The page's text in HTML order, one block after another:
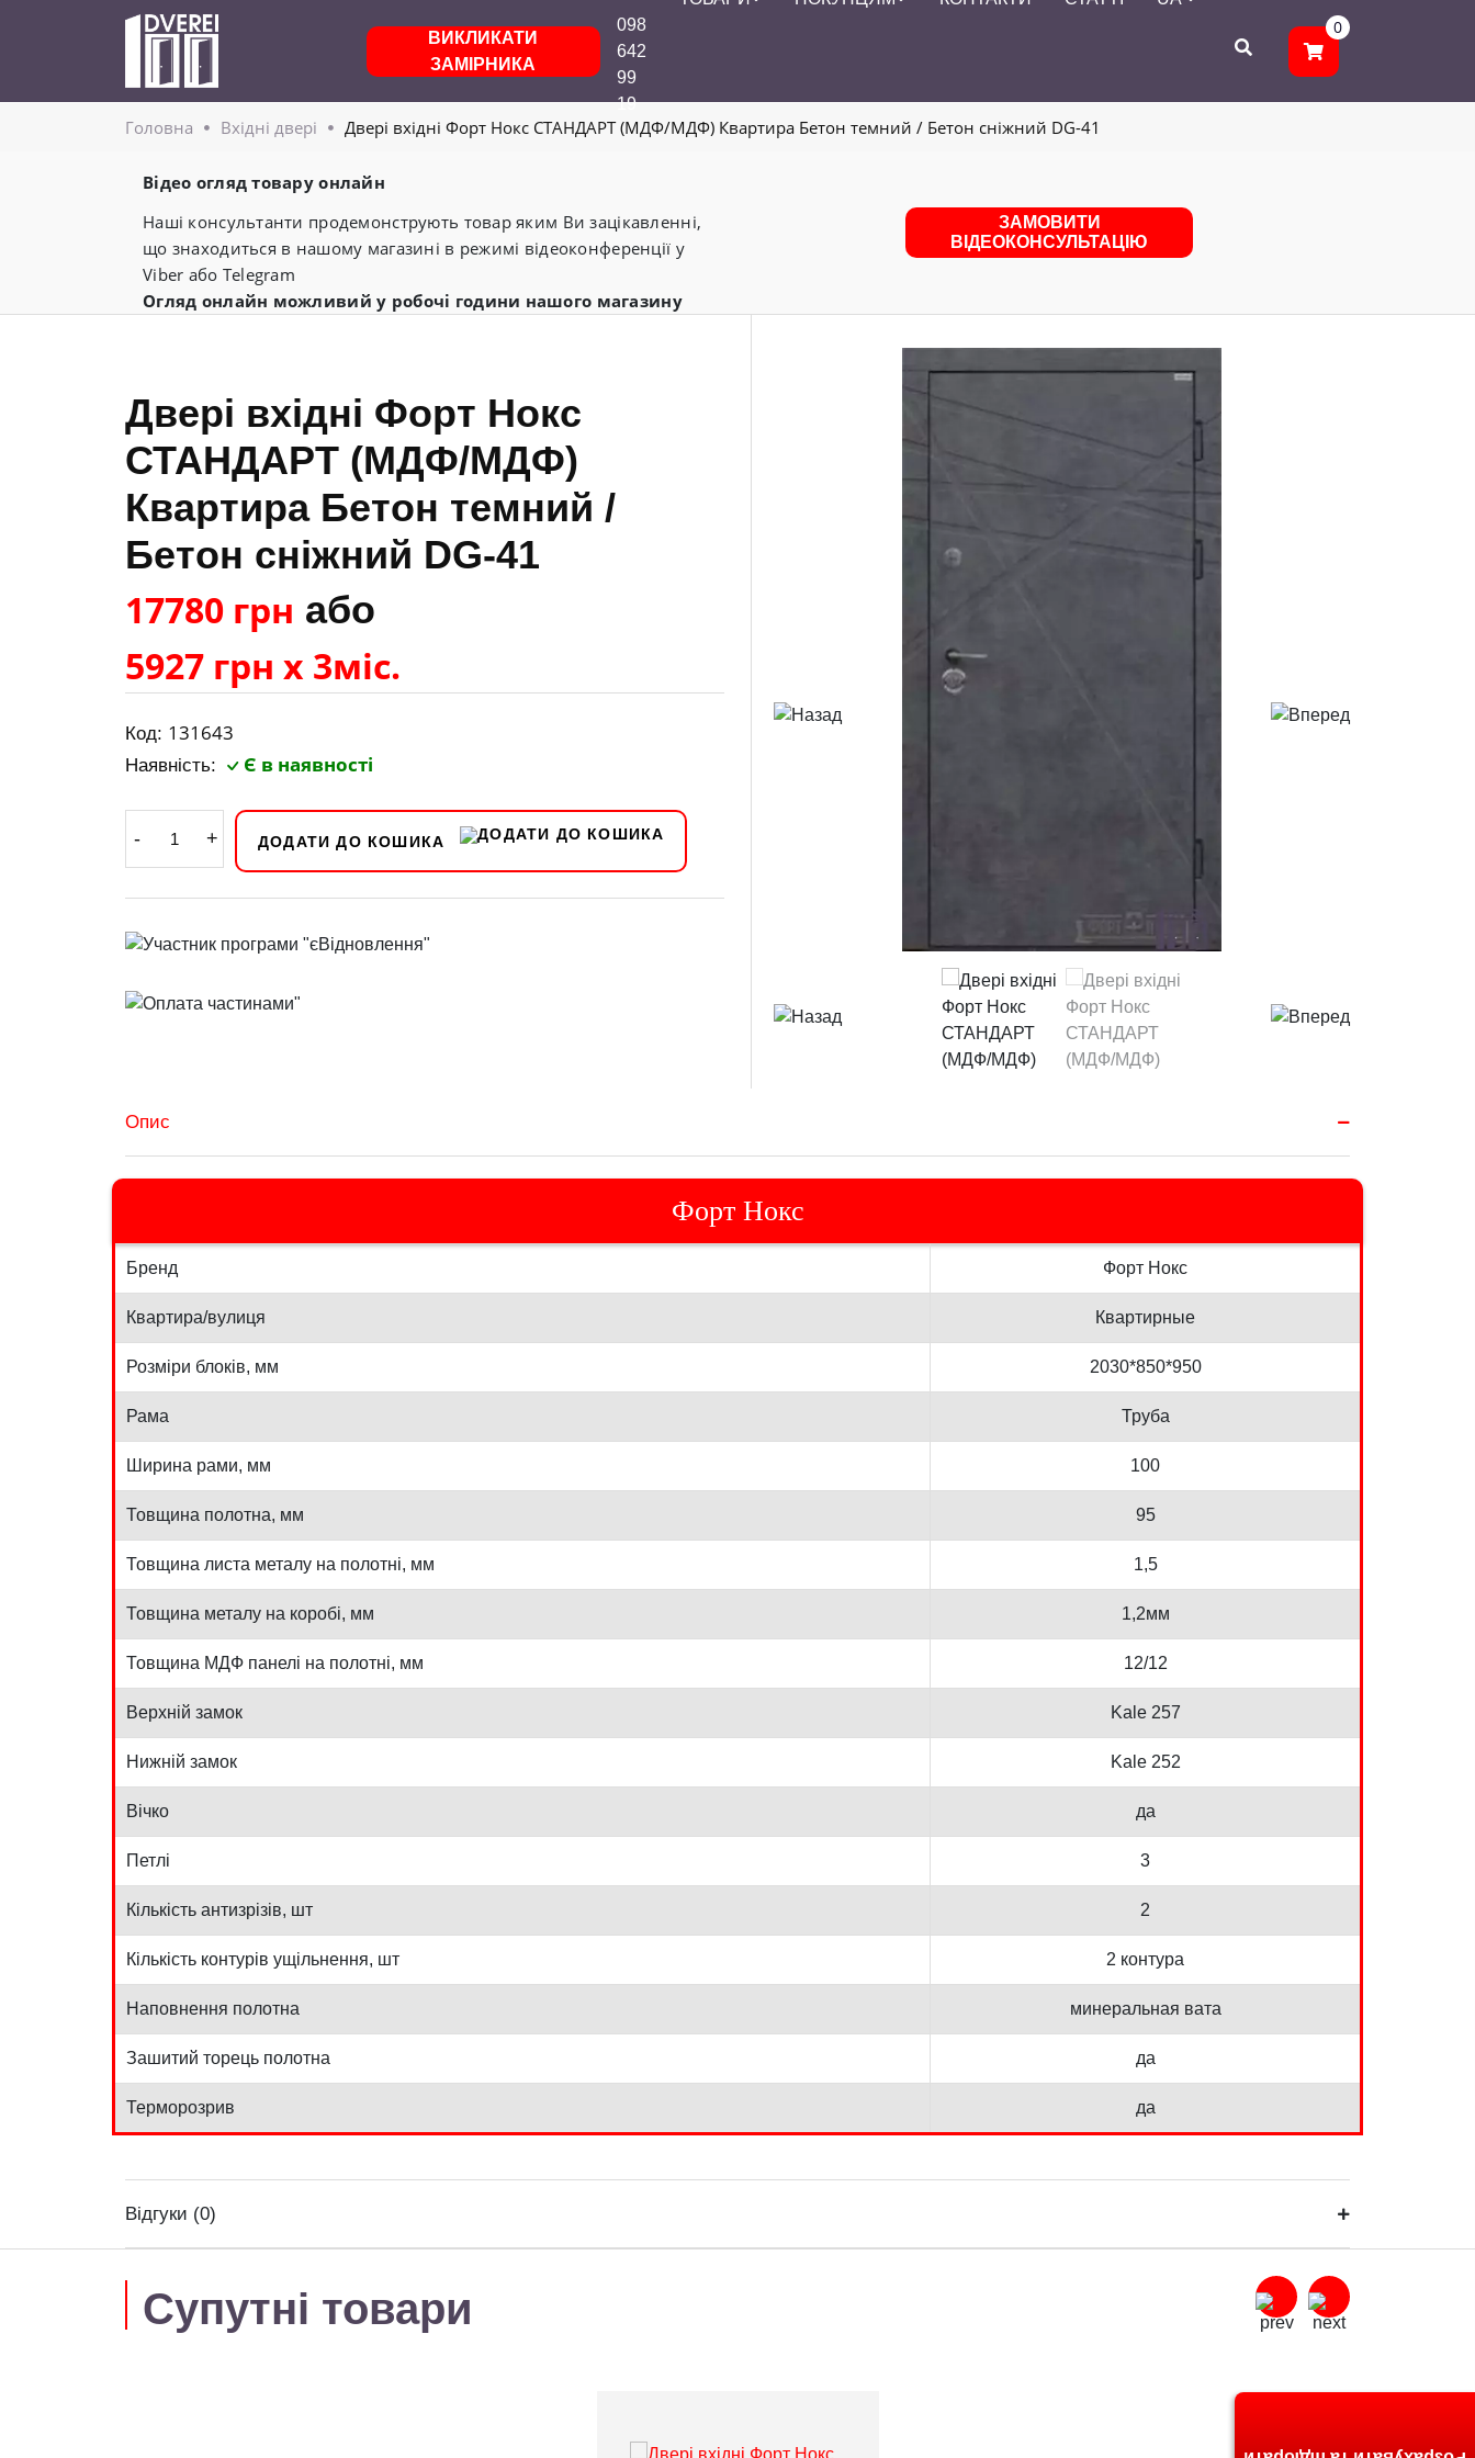
ВИКЛИКАТИ
ЗАМІРНИКА
098
642
99
19
0
Головнa Вхідні двері Двері вхідні Форт Нокс СТАНДАРТ (МДФ/МДФ) Квартира Бетон темний / Бетон сніжний DG-41
Відео огляд товару онлайн
Наші консультанти продемонструють товар яким Ви зацікавленні,
що знаходиться в нашому магазині в режимі відеоконференції у
Viber або Telegram
Огляд онлайн можливий у робочі години нашого магазину
ЗАМОВИТИ
ВІДЕОКОНСУЛЬТАЦІЮ
Двері вхідні Форт Нокс
СТАНДАРТ (МДФ/МДФ)
Квартира Бетон темний /
Бетон сніжний DG-41
17780 грн або
5927 грн х 3міс.
Код: 131643
Наявність: Є в наявності
- + ДОДАТИ ДО КОШИКА
Опис
Форт Нокс
Бренд Форт Нокс
Квартира/вулиця Квартирные
Розміри блоків, мм 2030*850*950
Рама Труба
Ширина рами, мм 100
Товщина полотна, мм 95
Товщина листа металу на полотні, мм 1,5
Товщина металу на коробі, мм 1,2мм
Товщина МДФ панелі на полотні, мм 12/12
Верхній замок Kale 257
Нижній замок Kale 252
Вічко да
Петлі 3
Кількість антизрізів, шт 2
Кількість контурів ущільнення, шт 2 контура
Наповнення полотна минеральная вата
Зашитий торець полотна да
Терморозрив да
Відгуки (0)
Супутні товари